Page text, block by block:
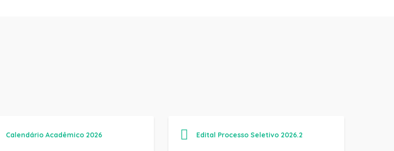
Calendário Acadêmico 2026 Edital Processo Seletivo 2026.2